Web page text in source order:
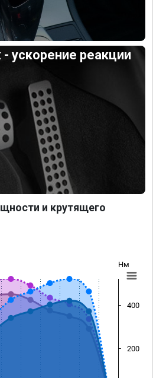
ускорение реакции
и крутящего
Нм
200
400